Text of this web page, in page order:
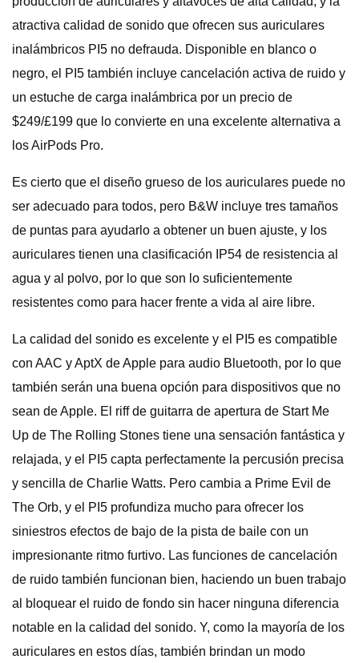
atractiva calidad de sonido que ofrecen sus auriculares
inalámbricos PI5 no defrauda. Disponible en blanco o
negro, el PI5 también incluye cancelación activa de ruido y
un estuche de carga inalámbrica por un precio de
$249/£199 que lo convierte en una excelente alternativa a
los AirPods Pro.
Es cierto que el diseño grueso de los auriculares puede no
ser adecuado para todos, pero B&W incluye tres tamaños
de puntas para ayudarlo a obtener un buen ajuste, y los
auriculares tienen una clasificación IP54 de resistencia al
agua y al polvo, por lo que son lo suficientemente
resistentes como para hacer frente a vida al aire libre.
La calidad del sonido es excelente y el PI5 es compatible
con AAC y AptX de Apple para audio Bluetooth, por lo que
también serán una buena opción para dispositivos que no
sean de Apple. El riff de guitarra de apertura de Start Me
Up de The Rolling Stones tiene una sensación fantástica y
relajada, y el PI5 capta perfectamente la percusión precisa
y sencilla de Charlie Watts. Pero cambia a Prime Evil de
The Orb, y el PI5 profundiza mucho para ofrecer los
siniestros efectos de bajo de la pista de baile con un
impresionante ritmo furtivo. Las funciones de cancelación
de ruido también funcionan bien, haciendo un buen trabajo
al bloquear el ruido de fondo sin hacer ninguna diferencia
notable en la calidad del sonido. Y, como la mayoría de los
auriculares en estos días, también brindan un modo